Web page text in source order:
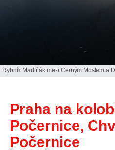
Rybník Martiňák mezi Černým Mostem a
Praha na
Počernice,
Počernice